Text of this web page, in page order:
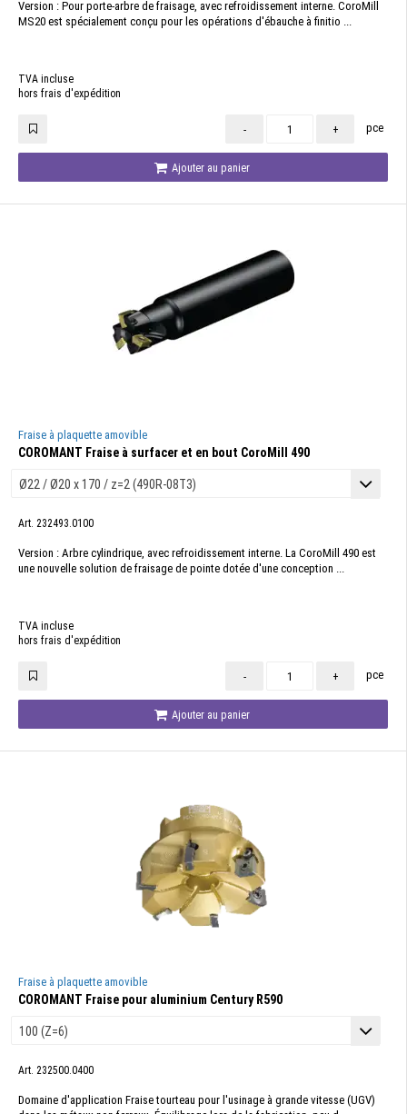
Version : Pour porte-arbre de fraisage, avec refroidissement interne. CoroMill
MS20 est spécialement conçu pour les opérations d'ébauche à finitio ...
TVA incluse
hors frais d'expédition
- + pce
Ajouter au panier
Fraise à plaquette amovible
COROMANT Fraise à surfacer et en bout CoroMill 490
Art. 232493.0100
Version : Arbre cylindrique, avec refroidissement interne. La CoroMill 490 est
une nouvelle solution de fraisage de pointe dotée d'une conception ...
TVA incluse
hors frais d'expédition
- + pce
Ajouter au panier
Fraise à plaquette amovible
COROMANT Fraise pour aluminium Century R590
Art. 232500.0400
Domaine d'application Fraise tourteau pour l'usinage à grande vitesse (UGV)